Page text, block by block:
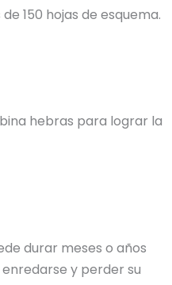
150 hojas de esquema.
hebras para lograr la
durar meses o años
y perder su